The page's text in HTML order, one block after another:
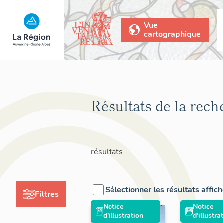
Vue
cartographique
Filtres
Résultats de la
résultats
Sélectionner les résultats
Notice
d'illustration
Notice